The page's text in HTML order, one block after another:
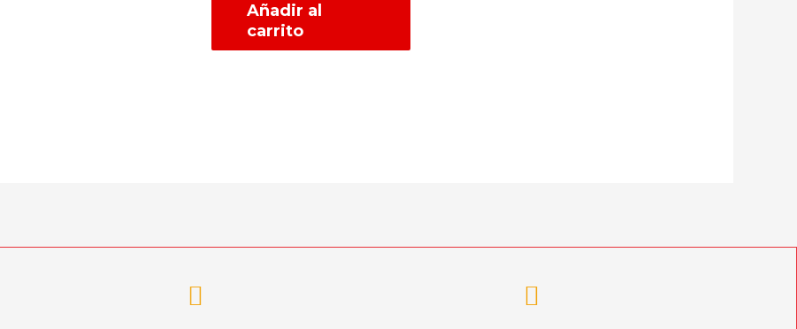
Añadir al
carrito